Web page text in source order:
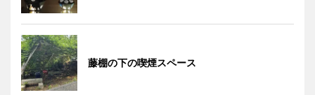
藤棚の下の喫煙スペース